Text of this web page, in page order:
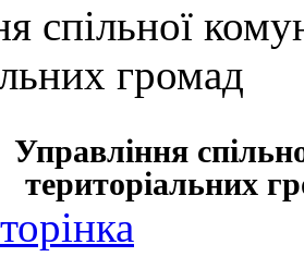
спільної
громад
Управління
територіальних